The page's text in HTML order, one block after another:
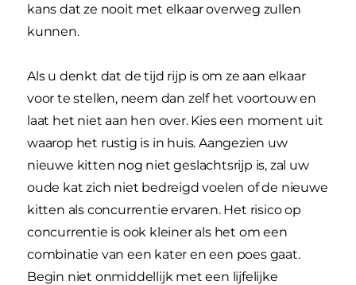
kans dat ze nooit met elkaar overweg zullen
kunnen.
Als u denkt dat de tijd rijp is om ze aan elkaar
voor te stellen, neem dan zelf het voortouw en
laat het niet aan hen over. Kies een moment uit
waarop het rustig is in huis. Aangezien uw
nieuwe kitten nog niet geslachtsrijp is, zal uw
oude kat zich niet bedreigd voelen of de nieuwe
kitten als concurrentie ervaren. Het risico op
concurrentie is ook kleiner als het om een
combinatie van een kater en een poes gaat.
Begin niet onmiddellijk met een lijfelijke